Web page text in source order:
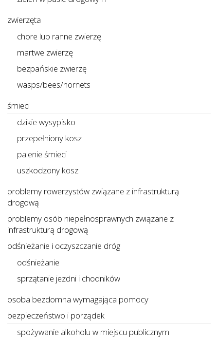
zwierzęta
chore lub ranne zwierzę
martwe zwierzę
bezpańskie zwierzę
wasps/bees/hornets
śmieci
dzikie wysypisko
przepełniony kosz
palenie śmieci
uszkodzony kosz
problemy rowerzystów związane z infrastrukturą
drogową
problemy osób niepełnosprawnych związane z
infrastrukturą drogową
odśnieżanie i oczyszczanie dróg
odśnieżanie
sprzątanie jezdni i chodników
osoba bezdomna wymagająca pomocy
bezpieczeństwo i porządek
spożywanie alkoholu w miejscu publicznym